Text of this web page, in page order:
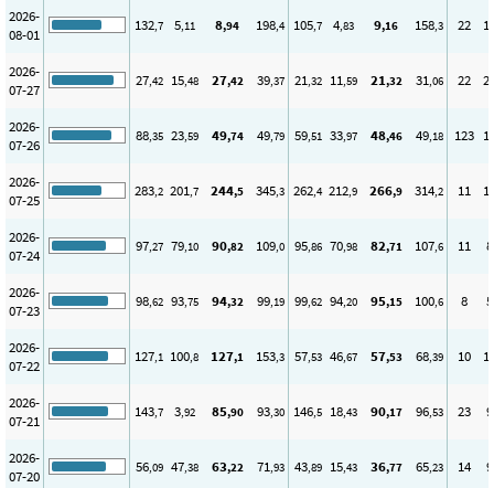
2026-
08-01
132,7 5,11 8,94 198,4 105,7 4,83 9,16 158,3 22
2026-
07-27
27,42 15,48 27,42 39,37 21,32 11,59 21,32 31,06 22
2026-
07-26
88,35 23,59 49,74 49,79 59,51 33,97 48,46 49,18 123
2026-
07-25
283,2 201,7 244,5 345,3 262,4 212,9 266,9 314,2 11
2026-
07-24
97,27 79,10 90,82 109,0 95,86 70,98 82,71 107,6 11 8
2026-
07-23
98,62 93,75 94,32 99,19 99,62 94,20 95,15 100,6 8 5
2026-
07-22
127,1 100,8 127,1 153,3 57,53 46,67 57,53 68,39 10
2026-
07-21
143,7 3,92 85,90 93,30 146,5 18,43 90,17 96,53 23 9
2026-
07-20
56,09 47,38 63,22 71,93 43,89 15,43 36,77 65,23 14 9